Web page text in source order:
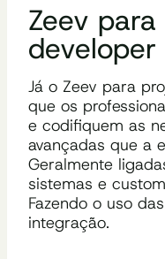
Zeev
developer
Já o Zeev para
que os
e codifiquem as
avançadas que a
Geralmente
sistemas e
Fazendo o uso
integração.